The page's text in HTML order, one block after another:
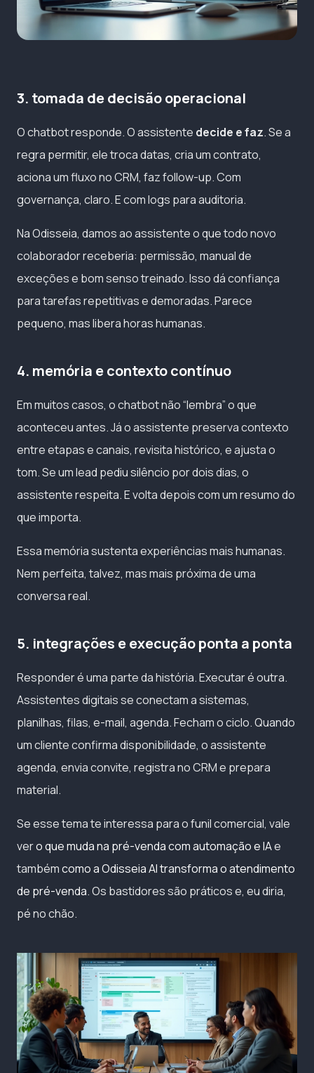
3. tomada de decisão operacional
O chatbot responde. O assistente decide e faz. Se a
regra permitir, ele troca datas, cria um contrato,
aciona um fluxo no CRM, faz follow-up. Com
governança, claro. E com logs para auditoria.
Na Odisseia, damos ao assistente o que todo novo
colaborador receberia: permissão, manual de
exceções e bom senso treinado. Isso dá confiança
para tarefas repetitivas e demoradas. Parece
pequeno, mas libera horas humanas.
4. memória e contexto contínuo
Em muitos casos, o chatbot não “lembra” o que
aconteceu antes. Já o assistente preserva contexto
entre etapas e canais, revisita histórico, e ajusta o
tom. Se um lead pediu silêncio por dois dias, o
assistente respeita. E volta depois com um resumo do
que importa.
Essa memória sustenta experiências mais humanas.
Nem perfeita, talvez, mas mais próxima de uma
conversa real.
5. integrações e execução ponta a ponta
Responder é uma parte da história. Executar é outra.
Assistentes digitais se conectam a sistemas,
planilhas, filas, e-mail, agenda. Fecham o ciclo. Quando
um cliente confirma disponibilidade, o assistente
agenda, envia convite, registra no CRM e prepara
material.
Se esse tema te interessa para o funil comercial, vale
vero que muda na pré-venda com automação e IAe
tambémcomo a Odisseia AI transforma o atendimento
de pré-venda. Os bastidores são práticos e, eu diria,
pé no chão.